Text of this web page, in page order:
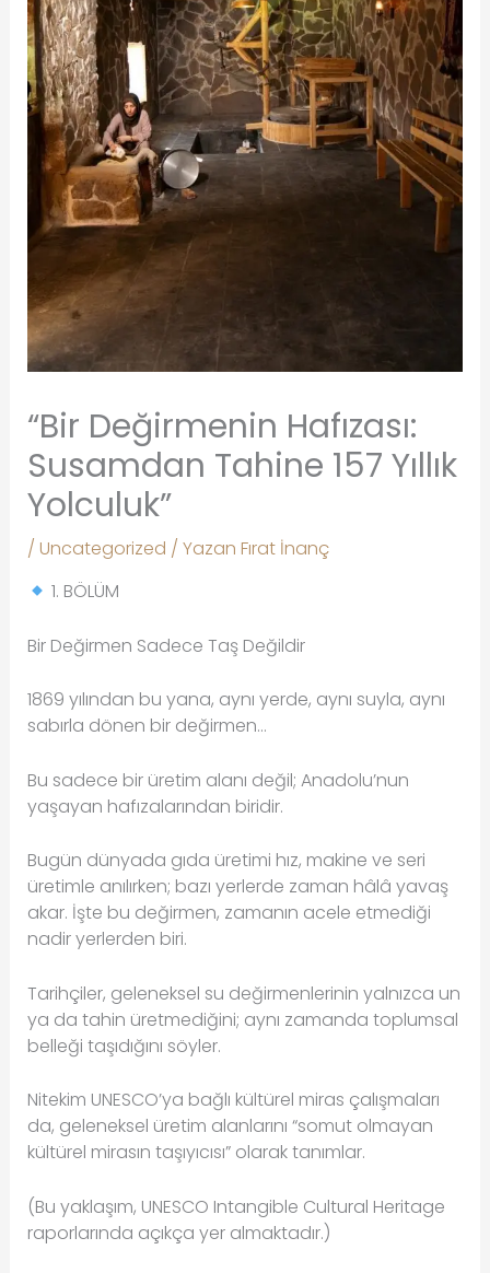
“Bir Değirmenin Hafızası:
Susamdan Tahine 157 Yıllık
Yolculuk”
/ Uncategorized / Yazan Fırat İnanç
1. BÖLÜM
Bir Değirmen Sadece Taş Değildir
1869 yılından bu yana, aynı yerde, aynı suyla, aynı
sabırla dönen bir değirmen…
Bu sadece bir üretim alanı değil; Anadolu’nun
yaşayan hafızalarından biridir.
Bugün dünyada gıda üretimi hız, makine ve seri
üretimle anılırken; bazı yerlerde zaman hâlâ yavaş
akar. İşte bu değirmen, zamanın acele etmediği
nadir yerlerden biri.
Tarihçiler, geleneksel su değirmenlerinin yalnızca un
ya da tahin üretmediğini; aynı zamanda toplumsal
belleği taşıdığını söyler.
Nitekim UNESCO’ya bağlı kültürel miras çalışmaları
da, geleneksel üretim alanlarını “somut olmayan
kültürel mirasın taşıyıcısı” olarak tanımlar.
(Bu yaklaşım, UNESCO Intangible Cultural Heritage
raporlarında açıkça yer almaktadır.)